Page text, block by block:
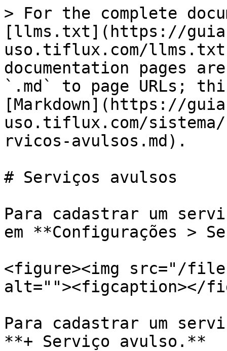
> For the complete
[llms.txt](https://
uso.tiflux.com/
documentation pages
`.md` to page URLs;
[Markdown](https://
uso.tiflux.com/
rvicos-avulsos.md).
# Serviços avulsos
Para cadastrar um
em **Configurações >
<figure><img src="/files/
alt=""><figcaption></
Para cadastrar um
**+ Serviço avulso.**